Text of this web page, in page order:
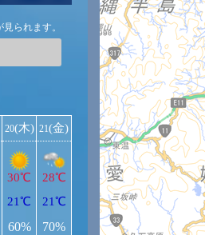
られます。
20(木)
30℃
21℃
60%
21(金)
28℃
21℃
70%